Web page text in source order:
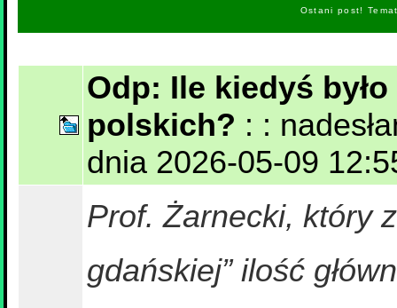
Ostani post!
Odp: Ile kiedyś
polskich? : :
dnia 2026-05-09
Prof. Żarnecki, który
gdańskiej” ilość